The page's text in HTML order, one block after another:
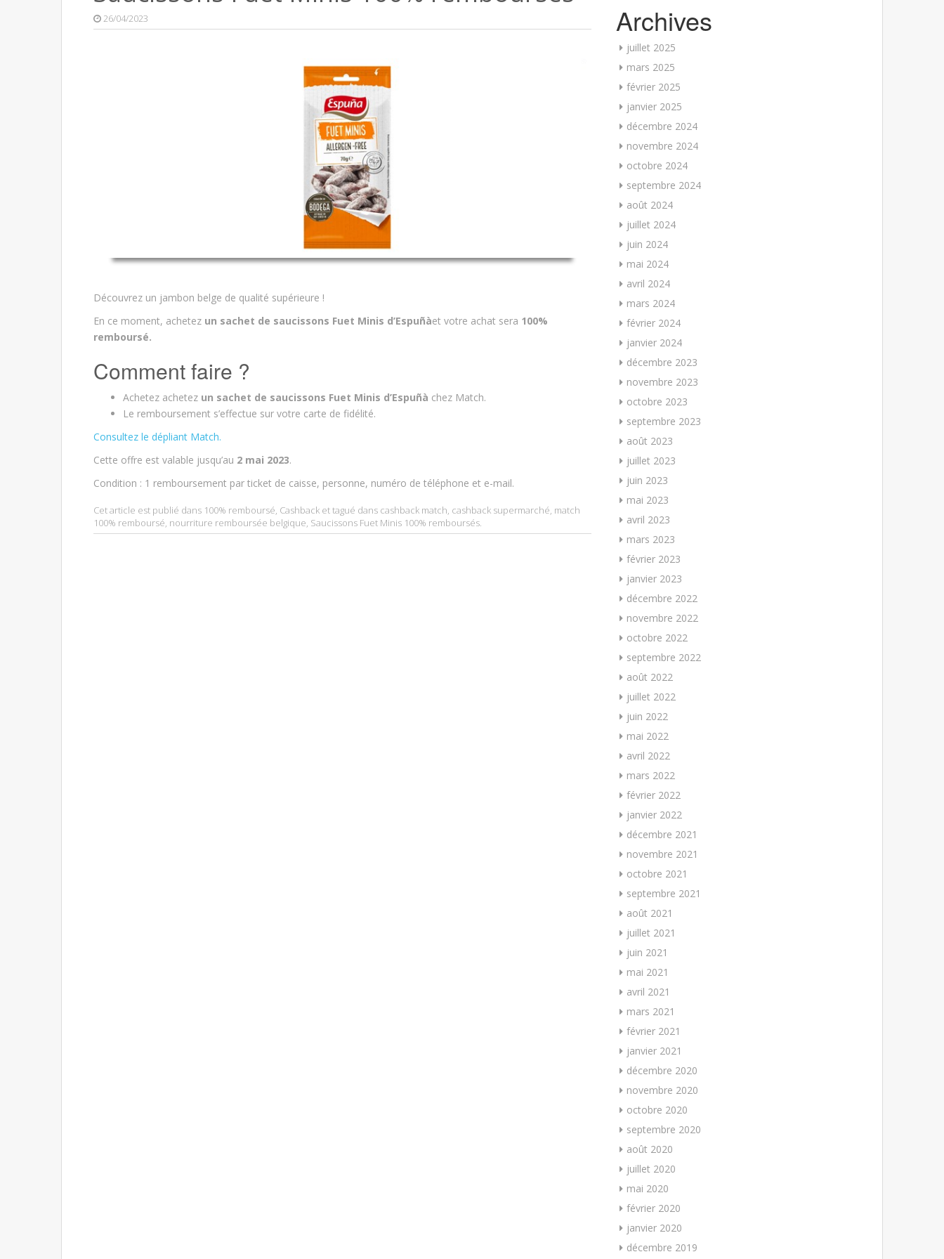
26/04/2023
Découvrez un jambon belge de qualité supérieure !
En ce moment, achetez un sachet de saucissons Fuet Minis d’Espuñàet votre achat sera 100%
remboursé.
Comment faire ?
Achetez achetez un sachet de saucissons Fuet Minis d’Espuñà chez Match.
Le remboursement s’effectue sur votre carte de fidélité.
Consultez le dépliant Match.
Cette offre est valable jusqu’au 2 mai 2023.
Condition : 1 remboursement par ticket de caisse, personne, numéro de téléphone et e-mail.
Cet article est publié dans 100% remboursé, Cashback et tagué dans cashback match, cashback supermarché, match
100% remboursé, nourriture remboursée belgique, Saucissons Fuet Minis 100% remboursés.
Archives
juillet 2025
mars 2025
février 2025
janvier 2025
décembre 2024
novembre 2024
octobre 2024
septembre 2024
août 2024
juillet 2024
juin 2024
mai 2024
avril 2024
mars 2024
février 2024
janvier 2024
décembre 2023
novembre 2023
octobre 2023
septembre 2023
août 2023
juillet 2023
juin 2023
mai 2023
avril 2023
mars 2023
février 2023
janvier 2023
décembre 2022
novembre 2022
octobre 2022
septembre 2022
août 2022
juillet 2022
juin 2022
mai 2022
avril 2022
mars 2022
février 2022
janvier 2022
décembre 2021
novembre 2021
octobre 2021
septembre 2021
août 2021
juillet 2021
juin 2021
mai 2021
avril 2021
mars 2021
février 2021
janvier 2021
décembre 2020
novembre 2020
octobre 2020
septembre 2020
août 2020
juillet 2020
mai 2020
février 2020
janvier 2020
décembre 2019